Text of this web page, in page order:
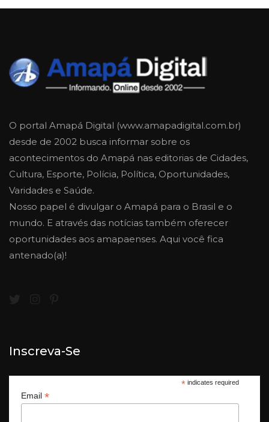
O portal Amapá Digital (www.amapadigital.com.br)
desde de 2002 busca informar sobre os
acontecimentos do Amapá nas editorias de Cidades,
Cultura, Esporte, Polícia, Política, Oportunidades,
Varidades e Saúde.
Nosso papel é divulgar o Amapá para o Brasil e o
mundo. E através das notícias também oferecer
oportunidades aos amapaenses. Aqui você fica
antenado(a)!
Inscreva-Se
*indicates required
Email *